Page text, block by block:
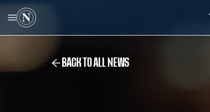
BACK TO ALL NEWS